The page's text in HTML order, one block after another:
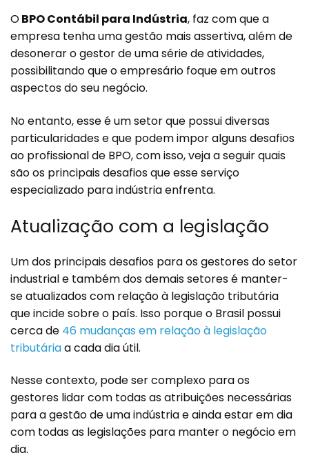
OBPO Contábil para Indústria, faz com que a
empresa tenha uma gestão mais assertiva, além de
desonerar o gestor de uma série de atividades,
possibilitando que o empresário foque em outros
aspectos do seu negócio.
No entanto, esse é um setor que possui diversas
particularidades e que podem impor alguns desafios
ao profissional de BPO, com isso, veja a seguir quais
são os principais desafios que esse serviço
especializado para indústria enfrenta.
Atualização com a legislação
Um dos principais desafios para os gestores do setor
industrial e também dos demais setores é manter-
se atualizados com relação à legislação tributária
que incide sobre o país. Isso porque o Brasil possui
cerca de 46 mudanças em relação à legislação
tributáriaa cada dia útil.
Nesse contexto, pode ser complexo para os
gestores lidar com todas as atribuições necessárias
para a gestão de uma indústria e ainda estar em dia
com todas as legislações para manter o negócio em
dia.